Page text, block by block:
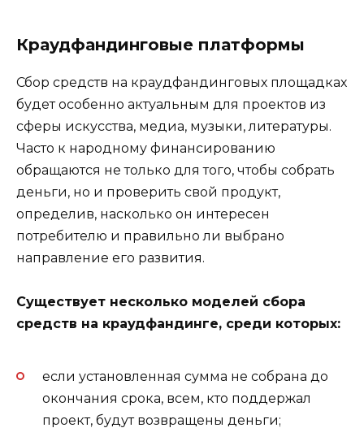
Краудфандинговые платформы
Сбор средств на краудфандинговых площадках
будет особенно актуальным для проектов из
сферы искусства, медиа, музыки, литературы.
Часто к народному финансированию
обращаются не только для того, чтобы собрать
деньги, но и проверить свой продукт,
определив, насколько он интересен
потребителю и правильно ли выбрано
направление его развития.
Существует несколько моделей сбора
средств на краудфандинге, среди которых:
если установленная сумма не собрана до
окончания срока, всем, кто поддержал
проект, будут возвращены деньги;